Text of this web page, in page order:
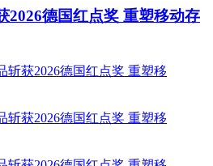
2026德国红点奖 重塑移动存